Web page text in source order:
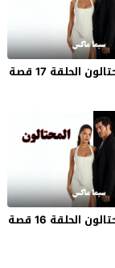
مسلسل المحتالون الحلقة 17 قصة
مسلسل المحتالون الحلقة 16 قصة